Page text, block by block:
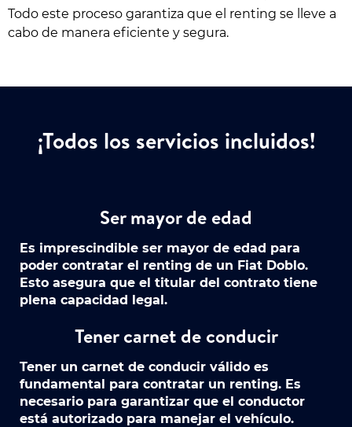
Todo este proceso garantiza que el renting se lleve a
cabo de manera eficiente y segura.
¡Todos los servicios incluidos!
Ser mayor de edad
Es imprescindible ser mayor de edad para
poder contratar el renting de un Fiat Doblo.
Esto asegura que el titular del contrato tiene
plena capacidad legal.
Tener carnet de conducir
Tener un carnet de conducir válido es
fundamental para contratar un renting. Es
necesario para garantizar que el conductor
está autorizado para manejar el vehículo.